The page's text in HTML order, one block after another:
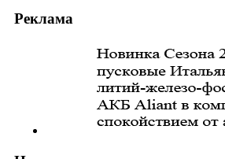
Реклама